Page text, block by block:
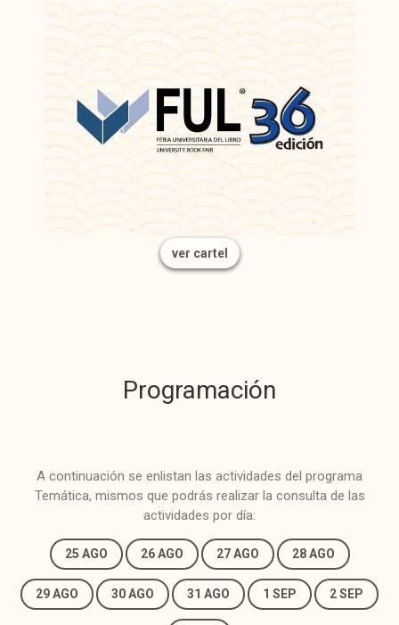
ver cartel
Programación
A continuación se enlistan las actividades del programa
Temática, mismos que podrás realizar la consulta de las
actividades por día:
25 AGO 26 AGO 27 AGO 28 AGO
29 AGO 30 AGO 31 AGO 1 SEP 2 SEP